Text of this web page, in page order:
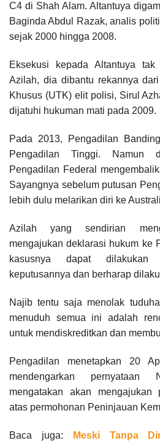
C4 di Shah Alam. Altantuya
Baginda Abdul Razak, analis
sejak 2000 hingga 2008.
Eksekusi kepada Altantuya
Azilah, dia dibantu rekannya
Khusus (UTK) elit polisi, Sirul
dijatuhi hukuman mati pada 2009.
Pada 2013, Pengadilan
Pengadilan Tinggi. Namun
Pengadilan Federal
Sayangnya sebelum putusan
lebih dulu melarikan diri ke
Azilah yang sendirian
mengajukan deklarasi hukum ke
kasusnya dapat dilakukan
keputusannya dan berharap
Najib tentu saja menolak
menuduh semua ini adalah
untuk mendiskreditkan dan
Pengadilan menetapkan 20
mendengarkan
mengatakan akan mengajukan
atas permohonan Peninjauan
Baca juga:
Meski Tanpa